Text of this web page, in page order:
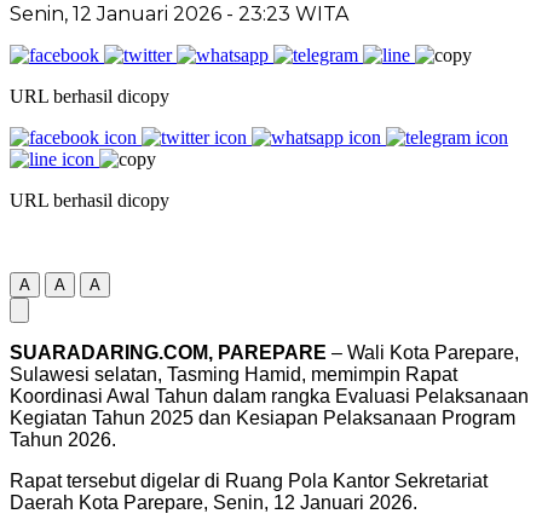
Senin, 12 Januari 2026 - 23:23 WITA
URL berhasil dicopy
URL berhasil dicopy
A A A
SUARADARING.COM, PAREPARE – Wali Kota Parepare,
Sulawesi selatan, Tasming Hamid, memimpin Rapat
Koordinasi Awal Tahun dalam rangka Evaluasi Pelaksanaan
Kegiatan Tahun 2025 dan Kesiapan Pelaksanaan Program
Tahun 2026.
Rapat tersebut digelar di Ruang Pola Kantor Sekretariat
Daerah Kota Parepare, Senin, 12 Januari 2026.